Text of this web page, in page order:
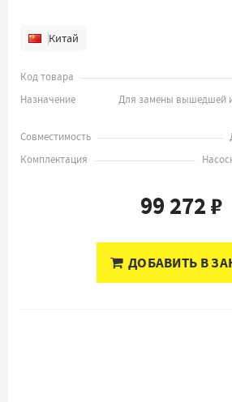
Китай
Код товара
Назначение
Для замены вышедшей
Совместимость
Комплектация
99 272 ₽
ДОБАВИТЬ В